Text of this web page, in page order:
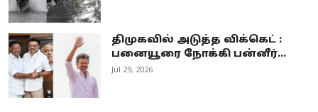
திமுகவில் அடுத்த விக்கெட் :
பனையூரை நோக்கி பன்னீர்...
Jul 29, 2026